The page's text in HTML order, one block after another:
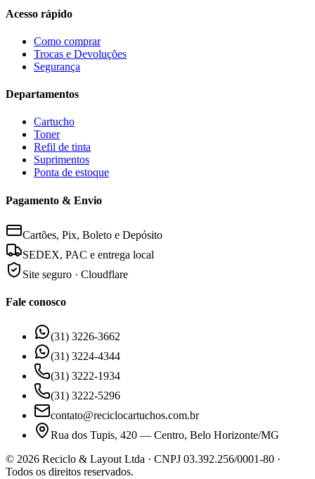
Acesso rápido
Como comprar
Trocas e Devoluções
Segurança
Departamentos
Cartucho
Toner
Refil de tinta
Suprimentos
Ponta de estoque
Pagamento & Envio
Cartões, Pix, Boleto e Depósito
SEDEX, PAC e entrega local
Site seguro · Cloudflare
Fale conosco
(31) 3226-3662
(31) 3224-4344
(31) 3222-1934
(31) 3222-5296
contato@reciclocartuchos.com.br
Rua dos Tupis, 420 — Centro, Belo Horizonte/MG
© 2026 Reciclo & Layout Ltda · CNPJ 03.392.256/0001-80 ·
Todos os direitos reservados.